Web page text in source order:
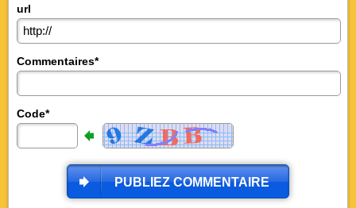
url
Commentaires*
Code*
PUBLIEZ COMMENTAIRE